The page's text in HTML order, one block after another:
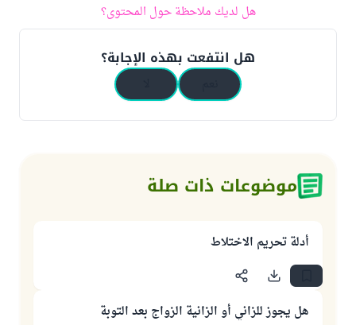
هل لديك ملاحظة حول المحتوى؟
هل انتفعت بهذه الإجابة؟
موضوعات ذات صلة
أدلة تحريم الاختلاط
هل يجوز للزاني أو الزانية الزواج بعد التوبة